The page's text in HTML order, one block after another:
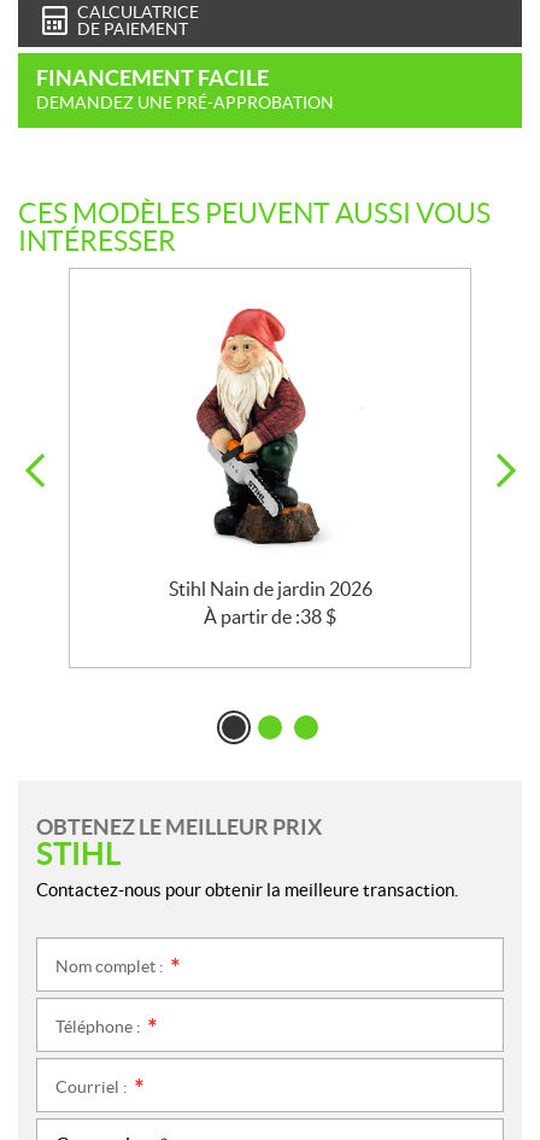
CALCULATRICE
DE PAIEMENT
FINANCEMENT FACILE
DEMANDEZ UNE PRÉ-APPROBATION
CES MODÈLES PEUVENT AUSSI VOUS
INTÉRESSER
Stihl Nain de jardin 2026
À partir de :38 $
OBTENEZ LE MEILLEUR PRIX
STIHL
Contactez-nous pour obtenir la meilleure transaction.
Nom complet :
Téléphone :
Courriel :